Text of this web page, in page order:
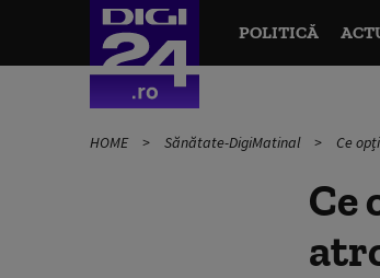
POLITICĂ
HOME Sănătate-DigiMatinal Ce
Ce